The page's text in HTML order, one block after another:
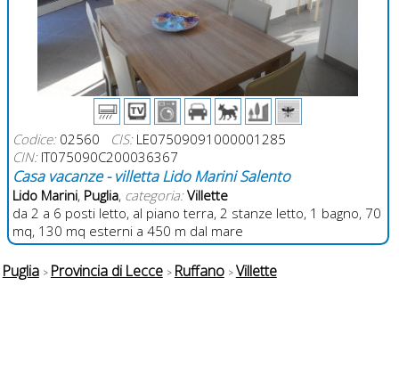
Codice:02560 CIS:LE07509091000001285
CIN:IT075090C200036367
Casa vacanze - villetta Lido Marini Salento
Lido Marini, Puglia, categoria: Villette
da 2 a 6 posti letto, al piano terra, 2 stanze letto, 1 bagno, 70
mq, 130 mq esterni a 450 m dal mare
Puglia Provincia di Lecce Ruffano Villette